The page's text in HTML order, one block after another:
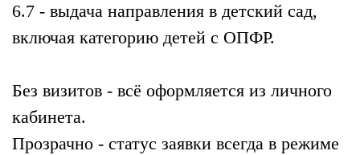
6.7 - выдача направления в детский сад,
включая категорию детей с ОПФР.
Без визитов - всё оформляется из личного
кабинета.
Прозрачно - статус заявки всегда в режиме